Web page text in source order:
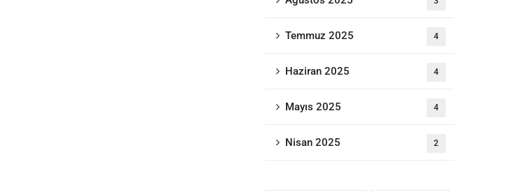
Temmuz 2025 4
Haziran 2025 4
Mayıs 2025 4
Nisan 2025 2